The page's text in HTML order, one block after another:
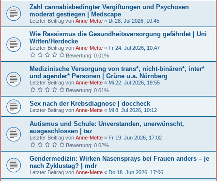
Zahl cannabisbedingter Vergiftungen und Psychosen
moderat gestiegen | Medscape
Letzter Beitrag von Anne-Mette « Di 28. Jul 2026, 10:45
Wie Rassismus die Gesundheitsversorgung gefährdet | Uni
Witten/Herdecke
Letzter Beitrag von Anne-Mette « Fr 24. Jul 2026, 10:47
Bewertung: 0.01%
Medizinische Versorgung von trans*, nicht-binären*, inter*
und agender* Personen | Grüne u.a. Nürnberg
Letzter Beitrag von Anne-Mette « Mi 22. Jul 2026, 19:55
Bewertung: 0.01%
Sex nach der Krebsdiagnose | doccheck
Letzter Beitrag von Anne-Mette « Mi 8. Jul 2026, 10:12
Autismus und Schule: Unverstanden, unerwünscht,
ausgeschlossen | taz
Letzter Beitrag von Anne-Mette « Fr 19. Jun 2026, 17:02
Bewertung: 0.02%
Gendermedizin: Wirken Nasensprays bei Frauen anders – je
nach Zyklustag? | mdr
Letzter Beitrag von Anne-Mette « Do 18. Jun 2026, 17:06